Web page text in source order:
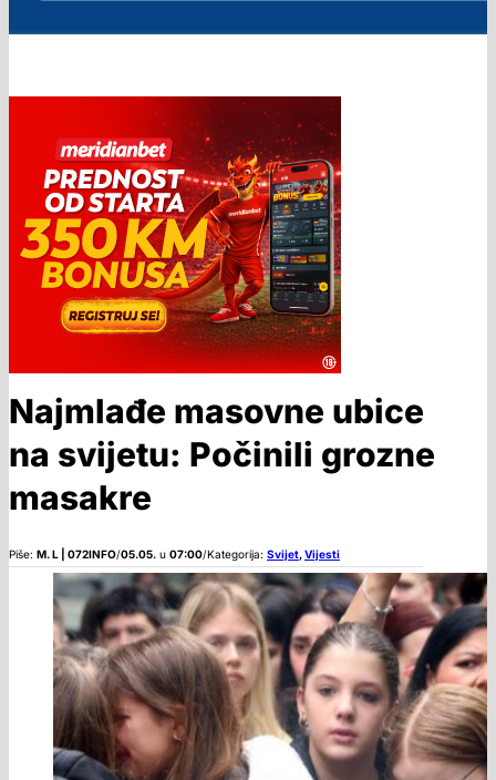
Najmlađe masovne ubice
na svijetu: Počinili grozne
masakre
Piše: M. L | 072INFO/05.05. u 07:00/Kategorija: Svijet,Vijesti